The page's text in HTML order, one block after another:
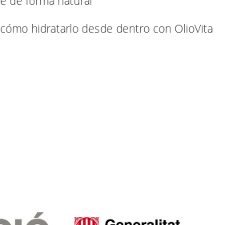
hidratarlo desde dentro con OlioVita